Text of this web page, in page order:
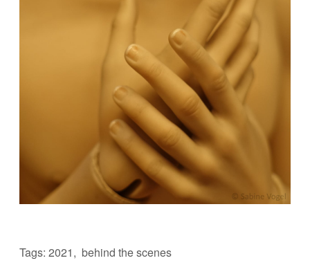
Tags:2021 behind the scenes